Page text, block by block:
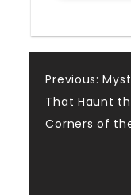
Post
Previous:
That Haunt
Corners of